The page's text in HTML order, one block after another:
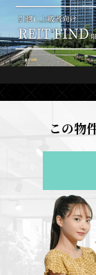
この物